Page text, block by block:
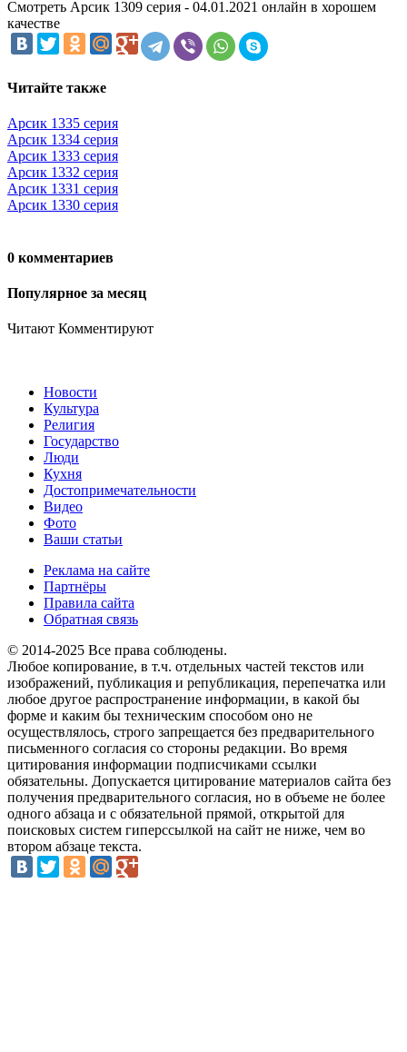
Смотреть Арсик 1309 серия - 04.01.2021 онлайн в хорошем
качестве
Читайте также
Арсик 1335 серия
Арсик 1334 серия
Арсик 1333 серия
Арсик 1332 серия
Арсик 1331 серия
Арсик 1330 серия
0 комментариев
Популярное за месяц
Читают Комментируют
Новости
Культура
Религия
Государство
Люди
Кухня
Достопримечательности
Видео
Фото
Ваши статьи
Реклама на сайте
Партнёры
Правила сайта
Обратная связь
© 2014-2025 Все права соблюдены.
Любое копирование, в т.ч. отдельных частей текстов или
изображений, публикация и републикация, перепечатка или
любое другое распространение информации, в какой бы
форме и каким бы техническим способом оно не
осуществлялось, строго запрещается без предварительного
письменного согласия со стороны редакции. Во время
цитирования информации подписчиками ссылки
обязательны. Допускается цитирование материалов сайта без
получения предварительного согласия, но в объеме не более
одного абзаца и с обязательной прямой, открытой для
поисковых систем гиперссылкой на сайт не ниже, чем во
втором абзаце текста.